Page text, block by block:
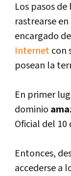
Los pasos
rastrearse
encargado
Internetcon
posean la
En primer
dominio
Oficial del 10
Entonces,
accederse a